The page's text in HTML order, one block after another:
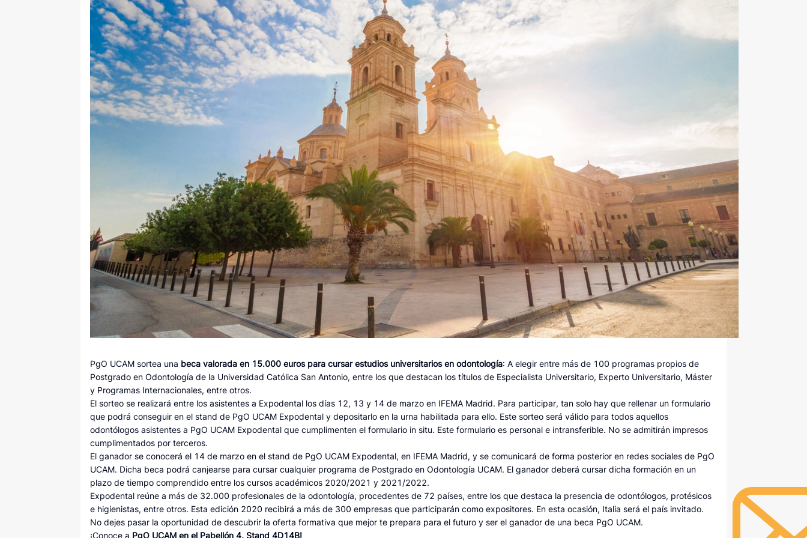
PgO UCAM sortea una beca valorada en 15.000 euros para cursar estudios universitarios en odontología: A elegir entre más de 100 programas propios de
Postgrado en Odontología de la Universidad Católica San Antonio, entre los que destacan los títulos de Especialista Universitario, Experto Universitario, Máster
y Programas Internacionales, entre otros.
El sorteo se realizará entre los asistentes a Expodental los días 12, 13 y 14 de marzo en IFEMA Madrid. Para participar, tan solo hay que rellenar un formulario
que podrá conseguir en el stand de PgO UCAM Expodental y depositarlo en la urna habilitada para ello. Este sorteo será válido para todos aquellos
odontólogos asistentes a PgO UCAM Expodental que cumplimenten el formulario in situ. Este formulario es personal e intransferible. No se admitirán impresos
cumplimentados por terceros.
El ganador se conocerá el 14 de marzo en el stand de PgO UCAM Expodental, en IFEMA Madrid, y se comunicará de forma posterior en redes sociales de PgO
UCAM. Dicha beca podrá canjearse para cursar cualquier programa de Postgrado en Odontología UCAM. El ganador deberá cursar dicha formación en un
plazo de tiempo comprendido entre los cursos académicos 2020/2021 y 2021/2022.
Expodental reúne a más de 32.000 profesionales de la odontología, procedentes de 72 países, entre los que destaca la presencia de odontólogos, protésicos
e higienistas, entre otros. Esta edición 2020 recibirá a más de 300 empresas que participarán como expositores. En esta ocasión, Italia será el país invitado.
No dejes pasar la oportunidad de descubrir la oferta formativa que mejor te prepara para el futuro y ser el ganador de una beca PgO UCAM.
¡Conoce a PgO UCAM en el Pabellón 4, Stand 4D14B!